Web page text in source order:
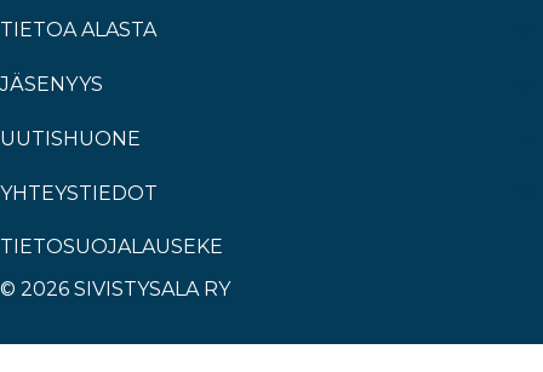
TIETOA ALASTA
JÄSENYYS
UUTISHUONE
YHTEYSTIEDOT
TIETOSUOJALAUSEKE
© 2026 SIVISTYSALA RY